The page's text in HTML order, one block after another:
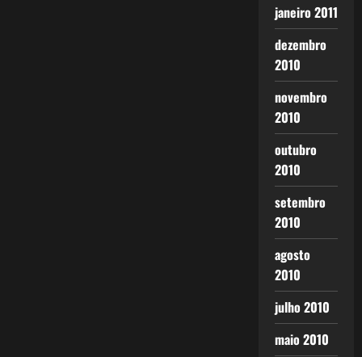
janeiro 2011
dezembro
2010
novembro
2010
outubro
2010
setembro
2010
agosto
2010
julho 2010
maio 2010